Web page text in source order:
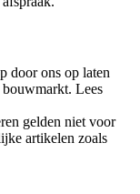
door ons op laten
Lees
gelden niet voor
artikelen zoals